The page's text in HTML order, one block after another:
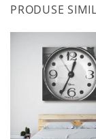
PRODUSE